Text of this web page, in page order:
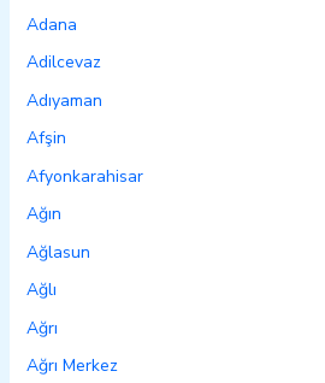
Adana
Adilcevaz
Adıyaman
Afşin
Afyonkarahisar
Ağın
Ağlasun
Ağlı
Ağrı
Ağrı Merkez